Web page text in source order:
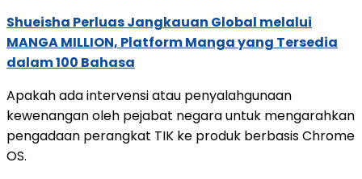
Shueisha Perluas Jangkauan Global melalui
MANGA MILLION, Platform Manga yang Tersedia
dalam 100 Bahasa
Apakah ada intervensi atau penyalahgunaan
kewenangan oleh pejabat negara untuk mengarahkan
pengadaan perangkat TIK ke produk berbasis Chrome
OS.